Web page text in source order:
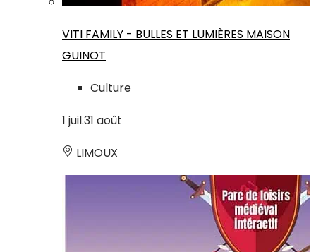
VITI FAMILY - BULLES ET LUMIÈRES MAISON
GUINOT
Culture
1 juil.31 août
LIMOUX